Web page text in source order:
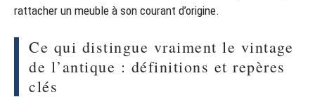
rattacher un meuble à son courant d’origine.
Ce qui distingue vraiment le vintage
de l’antique : définitions et repères
clés